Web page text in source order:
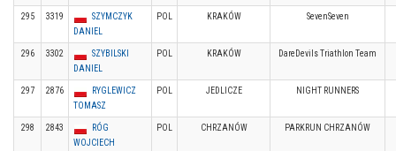
295 3319
SZYMCZYK
DANIEL
POL KRAKÓW SevenSeven
296 3302
SZYBILSKI
DANIEL
POL KRAKÓW DareDevils Triathlon Team
297 2876
RYGLEWICZ
TOMASZ
POL JEDLICZE NIGHT RUNNERS
298 2843
RÓG
WOJCIECH
POL CHRZANÓW PARKRUN CHRZANÓW